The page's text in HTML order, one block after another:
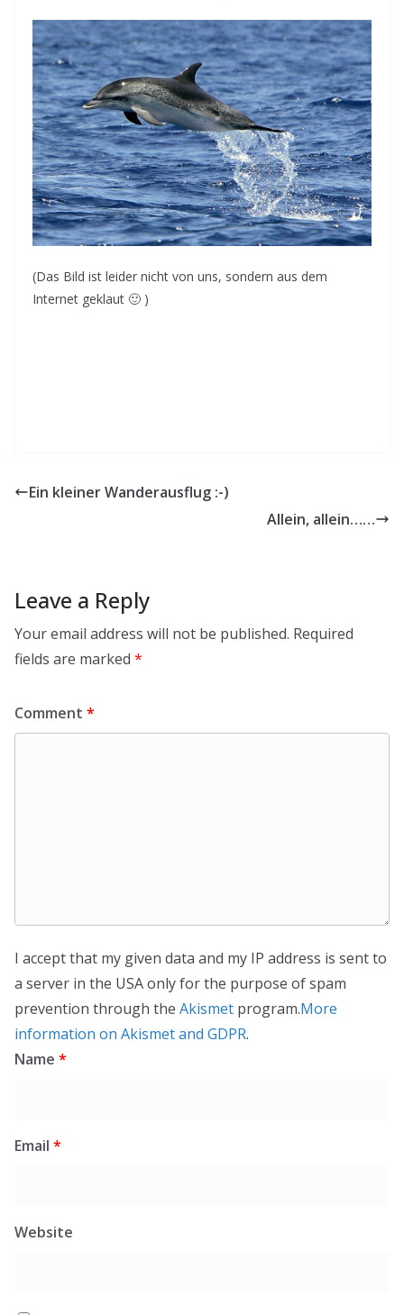
(Das Bild ist leider nicht von uns, sondern aus dem
Internet geklaut 🙂 )
Ein kleiner Wanderausflug :-)
Allein, allein……
Leave a Reply
Your email address will not be published. Required
fields are marked *
Comment *
I accept that my given data and my IP address is sent to
a server in the USA only for the purpose of spam
prevention through the Akismet program.More
information on Akismet and GDPR.
Name *
Email *
Website